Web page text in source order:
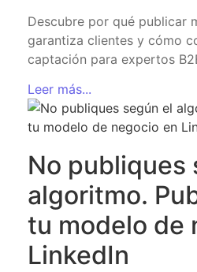
Descubre por qué publicar
garantiza clientes y cómo
captación para expertos
Leer más...
No publiques
algoritmo.
tu modelo de
LinkedIn